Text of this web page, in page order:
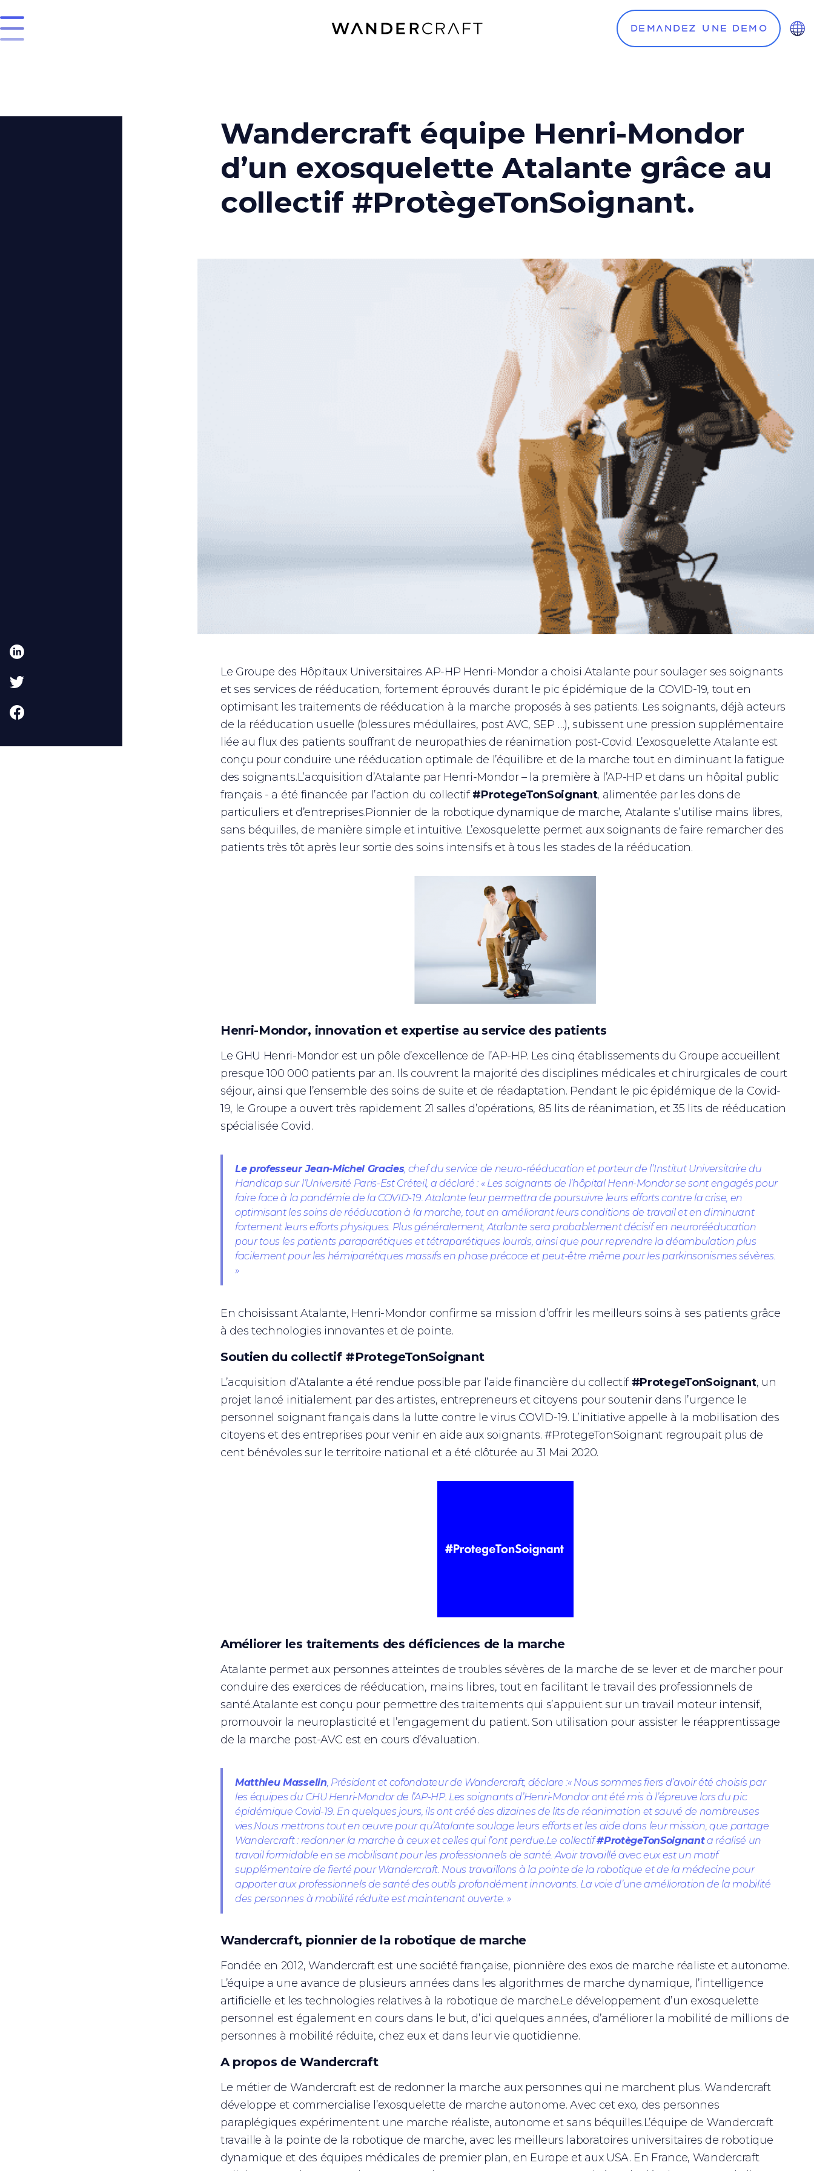
Demandez une demo
Wandercraft équipe Henri-Mondor
d’un exosquelette Atalante grâce au
collectif #ProtègeTonSoignant.
Le Groupe des Hôpitaux Universitaires AP-HP Henri-Mondor a choisi Atalante pour soulager ses soignants
et ses services de rééducation, fortement éprouvés durant le pic épidémique de la COVID-19, tout en
optimisant les traitements de rééducation à la marche proposés à ses patients. Les soignants, déjà acteurs
de la rééducation usuelle (blessures médullaires, post AVC, SEP …), subissent une pression supplémentaire
liée au flux des patients souffrant de neuropathies de réanimation post-Covid. L’exosquelette Atalante est
conçu pour conduire une rééducation optimale de l’équilibre et de la marche tout en diminuant la fatigue
des soignants.L’acquisition d’Atalante par Henri-Mondor – la première à l’AP-HP et dans un hôpital public
français - a été financée par l’action du collectif#ProtegeTonSoignant, alimentée par les dons de
particuliers et d’entreprises.Pionnier de la robotique dynamique de marche, Atalante s’utilise mains libres,
sans béquilles, de manière simple et intuitive. L’exosquelette permet aux soignants de faire remarcher des
patients très tôt après leur sortie des soins intensifs et à tous les stades de la rééducation.
Henri-Mondor, innovation et expertise au service des patients
Le GHU Henri-Mondor est un pôle d’excellence de l’AP-HP. Les cinq établissements du Groupe accueillent
presque 100 000 patients par an. Ils couvrent la majorité des disciplines médicales et chirurgicales de court
séjour, ainsi que l’ensemble des soins de suite et de réadaptation. Pendant le pic épidémique de la Covid-
19, le Groupe a ouvert très rapidement 21 salles d’opérations, 85 lits de réanimation, et 35 lits de rééducation
spécialisée Covid.
Le professeur Jean-Michel Gracies, chef du service de neuro-rééducation et porteur de l’Institut Universitaire du
Handicap sur l’Université Paris-Est Créteil, a déclaré : « Les soignants de l’hôpital Henri-Mondor se sont engagés pour
faire face à la pandémie de la COVID-19. Atalante leur permettra de poursuivre leurs efforts contre la crise, en
optimisant les soins de rééducation à la marche, tout en améliorant leurs conditions de travail et en diminuant
fortement leurs efforts physiques. Plus généralement, Atalante sera probablement décisif en neurorééducation
pour tous les patients paraparétiques et tétraparétiques lourds, ainsi que pour reprendre la déambulation plus
facilement pour les hémiparétiques massifs en phase précoce et peut-être même pour les parkinsonismes sévères.
»
En choisissant Atalante, Henri-Mondor confirme sa mission d’offrir les meilleurs soins à ses patients grâce
à des technologies innovantes et de pointe.
Soutien du collectif #ProtegeTonSoignant
L’acquisition d’Atalante a été rendue possible par l’aide financière du collectif #ProtegeTonSoignant, un
projet lancé initialement par des artistes, entrepreneurs et citoyens pour soutenir dans l’urgence le
personnel soignant français dans la lutte contre le virus COVID-19. L’initiative appelle à la mobilisation des
citoyens et des entreprises pour venir en aide aux soignants. #ProtegeTonSoignant regroupait plus de
cent bénévoles sur le territoire national et a été clôturée au 31 Mai 2020.
Améliorer les traitements des déficiences de la marche
Atalante permet aux personnes atteintes de troubles sévères de la marche de se lever et de marcher pour
conduire des exercices de rééducation, mains libres, tout en facilitant le travail des professionnels de
santé.Atalante est conçu pour permettre des traitements qui s’appuient sur un travail moteur intensif,
promouvoir la neuroplasticité et l’engagement du patient. Son utilisation pour assister le réapprentissage
de la marche post-AVC est en cours d’évaluation.
Matthieu Masselin, Président et cofondateur de Wandercraft, déclare :« Nous sommes fiers d’avoir été choisis par
les équipes du CHU Henri-Mondor de l’AP-HP. Les soignants d’Henri-Mondor ont été mis à l’épreuve lors du pic
épidémique Covid-19. En quelques jours, ils ont créé des dizaines de lits de réanimation et sauvé de nombreuses
vies.Nous mettrons tout en œuvre pour qu’Atalante soulage leurs efforts et les aide dans leur mission, que partage
Wandercraft : redonner la marche à ceux et celles qui l’ont perdue.Le collectif#ProtègeTonSoignanta réalisé un
travail formidable en se mobilisant pour les professionnels de santé. Avoir travaillé avec eux est un motif
supplémentaire de fierté pour Wandercraft. Nous travaillons à la pointe de la robotique et de la médecine pour
apporter aux professionnels de santé des outils profondément innovants. La voie d’une amélioration de la mobilité
des personnes à mobilité réduite est maintenant ouverte. »
Wandercraft, pionnier de la robotique de marche
Fondée en 2012, Wandercraft est une société française, pionnière des exos de marche réaliste et autonome.
L’équipe a une avance de plusieurs années dans les algorithmes de marche dynamique, l’intelligence
artificielle et les technologies relatives à la robotique de marche.Le développement d’un exosquelette
personnel est également en cours dans le but, d’ici quelques années, d’améliorer la mobilité de millions de
personnes à mobilité réduite, chez eux et dans leur vie quotidienne.
A propos de Wandercraft
Le métier de Wandercraft est de redonner la marche aux personnes qui ne marchent plus. Wandercraft
développe et commercialise l’exosquelette de marche autonome. Avec cet exo, des personnes
paraplégiques expérimentent une marche réaliste, autonome et sans béquilles.L’équipe de Wandercraft
travaille à la pointe de la robotique de marche, avec les meilleurs laboratoires universitaires de robotique
dynamique et des équipes médicales de premier plan, en Europe et aux USA. En France, Wandercraft